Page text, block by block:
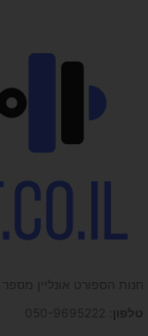
חנות הספורט אונליין מספר 1 של ישראל
טלפון